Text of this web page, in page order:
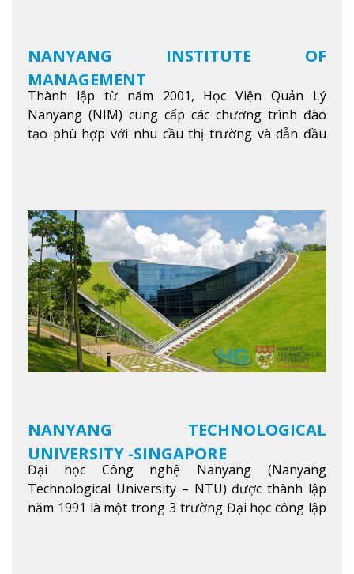
NANYANG INSTITUTE OF
MANAGEMENT
Thành lập từ năm 2001, Học Viện Quản Lý
Nanyang (NIM) cung cấp các chương trình đào
tạo phù hợp với nhu cầu thị trường và dẫn đầu
học tập và nghiên cứu chất lượng nhằm nâng cao
kỹ năng, kiến thức và năng lực của sinh viên và các
đối tác của trườngXem thêm
NANYANG TECHNOLOGICAL
UNIVERSITY -SINGAPORE
Đại học Công nghệ Nanyang (Nanyang
Technological University – NTU) được thành lập
năm 1991 là một trong 3 trường Đại học công lập